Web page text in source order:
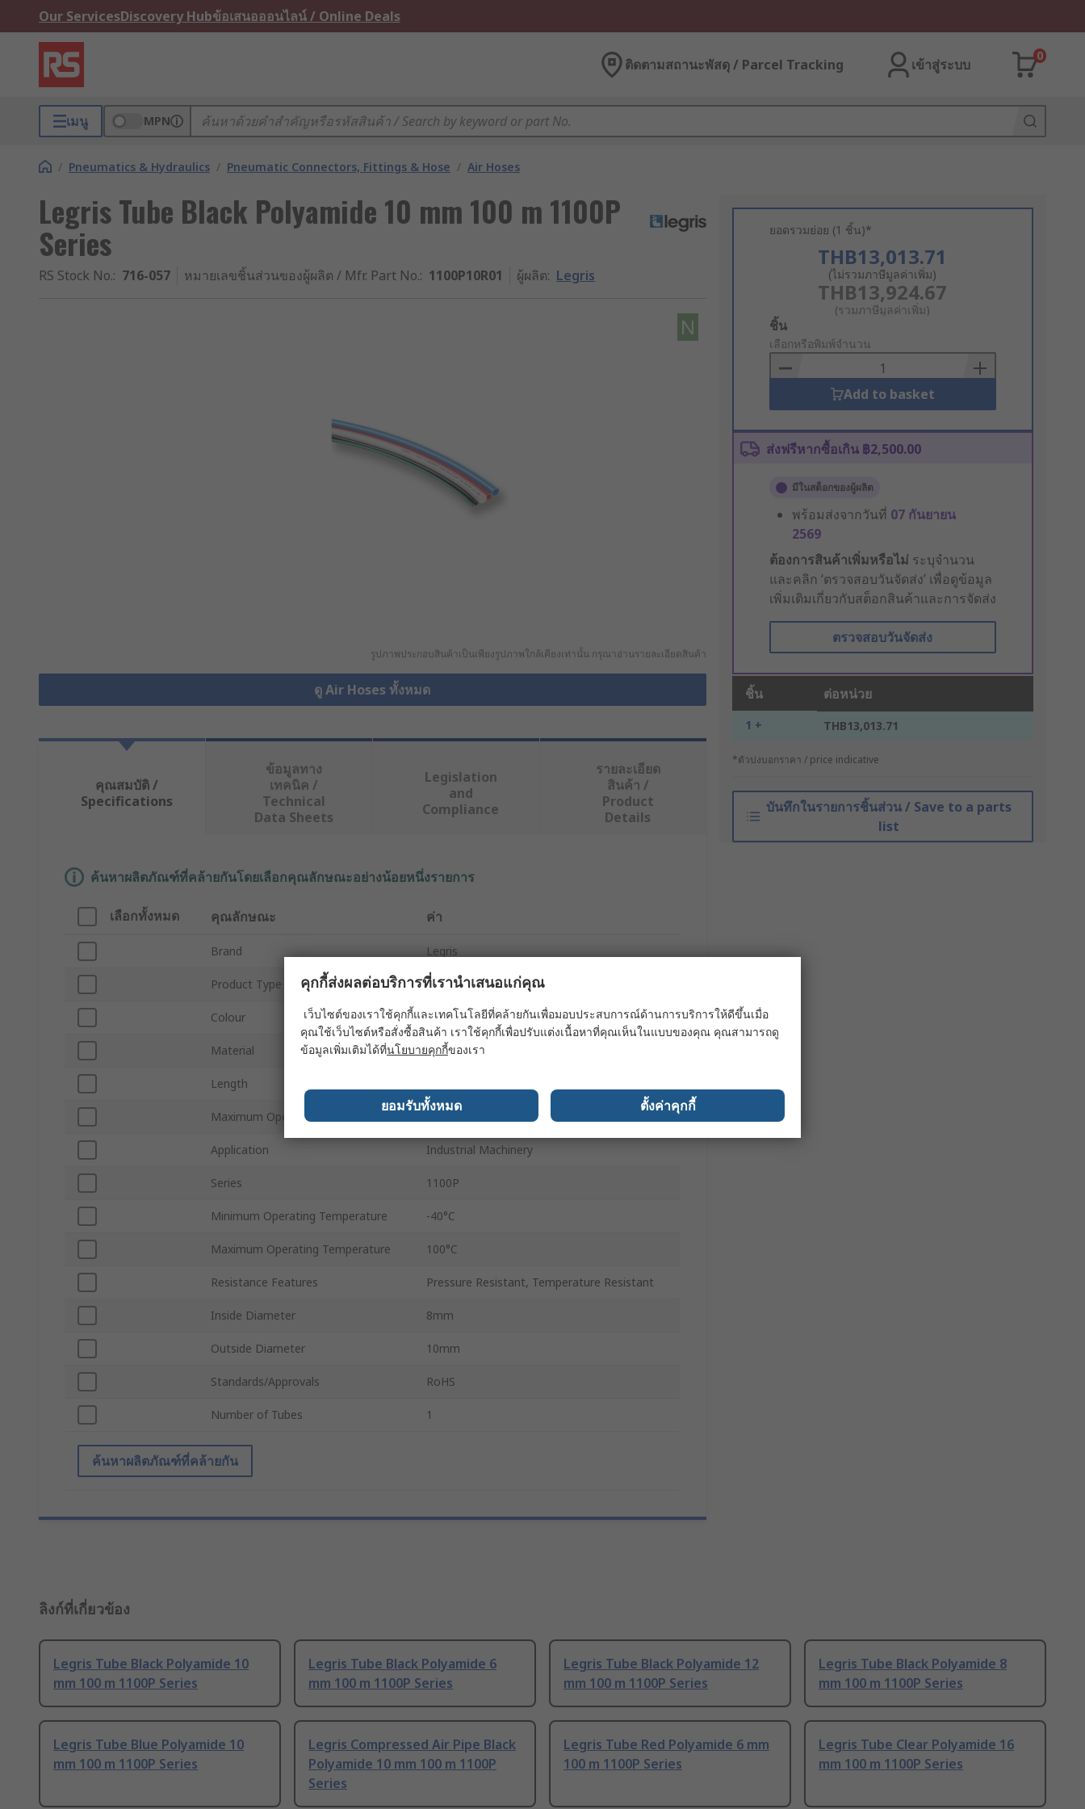
Our ServicesDiscovery Hubข้อเสนอออนไลน์ / Online Deals
ติดตามสถานะพัสดุ / Parcel Tracking เข้าสู่ระบบ
0
เมนู MPN
/ Pneumatics & Hydraulics / Pneumatic Connectors, Fittings & Hose / Air Hoses
Legris Tube Black Polyamide 10 mm 100 m 1100P
Series
RS Stock No.: 716-057 หมายเลขชิ้นส่วนของผู้ผลิต / Mfr. Part No.: 1100P10R01 ผู้ผลิต: Legris
N
รูปภาพประกอบสินค้าเป็นเพียงรูปภาพใกล้เคียงเท่านั้น กรุณาอ่านรายละเอียดสินค้า
ดู Air Hoses ทั้งหมด
ยอดรวมย่อย (1 ชิ้น)*
THB13,013.71
(ไม่รวมภาษีมูลค่าเพิ่ม)
THB13,924.67
(รวมภาษีมูลค่าเพิ่ม)
Add
to
Basket
ชิ้น
เลือกหรือพิมพ์จำนวน
Add to basket
ส่งฟรีหากซื้อเกิน ฿2,500.00
มีในสต็อกของผู้ผลิต
พร้อมส่งจากวันที่ 07 กันยายน
2569
ต้องการสินค้าเพิ่มหรือไม่ ระบุจำนวน
และคลิก ‘ตรวจสอบวันจัดส่ง’ เพื่อดูข้อมูล
เพิ่มเติมเกี่ยวกับสต็อกสินค้าและการจัดส่ง
ตรวจสอบวันจัดส่ง
ชิ้น ต่อหน่วย
1 + THB13,013.71
*ตัวบ่งบอกราคา / price indicative
บันทึกในรายการชิ้นส่วน / Save to a parts
list
คุณสมบัติ /
Specifications
ข้อมูลทาง
เทคนิค /
Technical
Data Sheets
Legislation
and
Compliance
รายละเอียด
สินค้า /
Product
Details
ค้นหาผลิตภัณฑ์ที่คล้ายกันโดยเลือกคุณลักษณะอย่างน้อยหนึ่งรายการ
เลือกทั้งหมด คุณลักษณะ ค่า
Brand Legris
Product Type Tube
Colour Black
Material Polyamide
Length
Maximum Operating Pressure
Application Industrial Machinery
Series 1100P
Minimum Operating Temperature -40°C
Maximum Operating Temperature 100°C
Resistance Features Pressure Resistant, Temperature Resistant
Inside Diameter 8mm
Outside Diameter 10mm
Standards/Approvals RoHS
Number of Tubes 1
ค้นหาผลิตภัณฑ์ที่คล้ายกัน
ลิงก์ที่เกี่ยวข้อง
Legris Tube Black Polyamide 10
mm 100 m 1100P Series
Legris Tube Black Polyamide 6
mm 100 m 1100P Series
Legris Tube Black Polyamide 12
mm 100 m 1100P Series
Legris Tube Black Polyamide 8
mm 100 m 1100P Series
Legris Tube Blue Polyamide 10
mm 100 m 1100P Series
Legris Compressed Air Pipe Black
Polyamide 10 mm 100 m 1100P
Series
Legris Tube Red Polyamide 6 mm
100 m 1100P Series
Legris Tube Clear Polyamide 16
mm 100 m 1100P Series
คุกกี้ส่งผลต่อบริการที่เรานำเสนอแก่คุณ
เว็บไซต์ของเราใช้คุกกี้และเทคโนโลยีที่คล้ายกันเพื่อมอบประสบการณ์ด้านการบริการให้ดีขึ้นเมื่อ
คุณใช้เว็บไซต์หรือสั่งซื้อสินค้า เราใช้คุกกี้เพื่อปรับแต่งเนื้อหาที่คุณเห็นในแบบของคุณ คุณสามารถดู
ข้อมูลเพิ่มเติมได้ที่นโยบายคุกกี้ของเรา
ยอมรับทั้งหมด ตั้งค่าคุกกี้